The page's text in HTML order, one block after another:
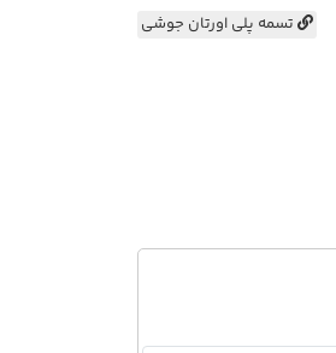
تسمه پلی اورتان جوشی